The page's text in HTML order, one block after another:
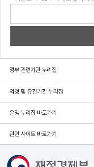
정부 관련기관 누리집
외청 및 유관기관 누리집
운영 누리집 바로가기
관련 사이트 바로가기